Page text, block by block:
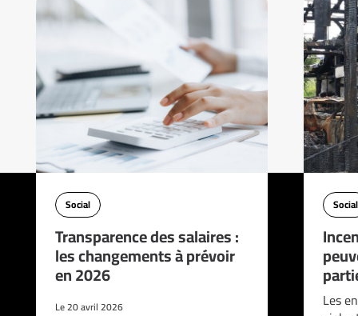
Social
Transparence des salaires :
les changements à prévoir
en 2026
Le 20 avril 2026
Social
Les